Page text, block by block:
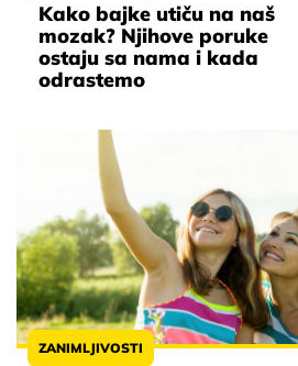
Kako bajke utiču na naš
mozak? Njihove poruke
ostaju sa nama i kada
odrastemo
ZANIMLJIVOSTI